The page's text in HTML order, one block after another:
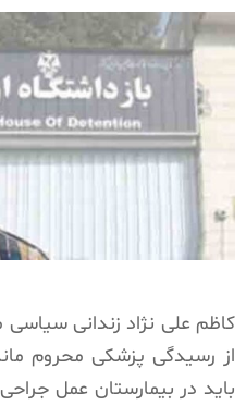
کاظم علی‌ نژاد زندانی
از رسیدگی پزشکی محروم
باید در بیمارستان عمل